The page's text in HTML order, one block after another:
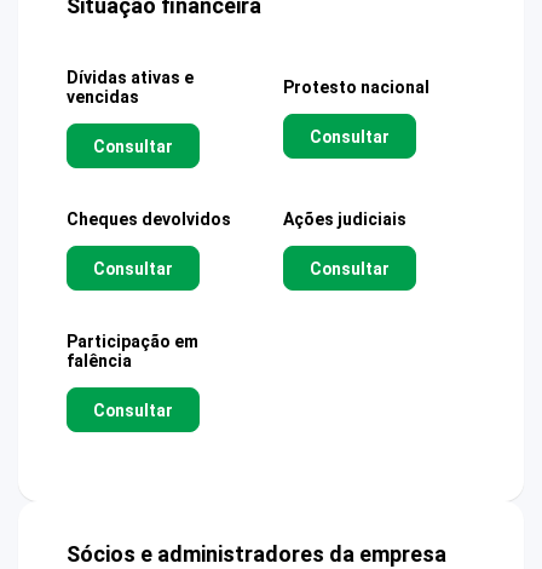
Situação financeira
Dívidas ativas e
vencidas
Consultar
Protesto nacional
Consultar
Cheques devolvidos
Consultar
Ações judiciais
Consultar
Participação em
falência
Consultar
Sócios e administradores da empresa